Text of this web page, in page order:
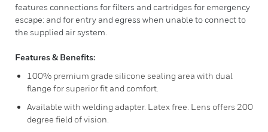
features connections for filters and cartridges for emergency
escape: and for entry and egress when unable to connect to
the supplied air system.
Features & Benefits:
100% premium grade silicone sealing area with dual
flange for superior fit and comfort.
Available with welding adapter. Latex free. Lens offers 200
degree field of vision.